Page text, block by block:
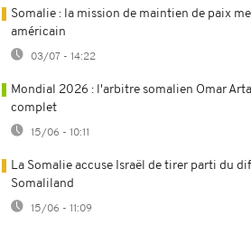
Somalie : la mission de maintien de paix
américain
03/07 - 14:22
Mondial 2026 : l'arbitre somalien Omar
complet
15/06 - 10:11
La Somalie accuse Israël de tirer parti du
Somaliland
15/06 - 11:09